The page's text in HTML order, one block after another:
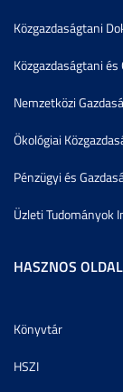
Közgazdaságtani
Közgazdaságtani
Nemzetközi
Ökológiai
Pénzügyi és
Üzleti Tudományok
HASZNOS
Könyvtár
HSZI